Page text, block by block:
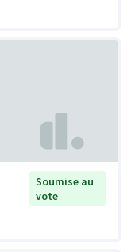
Soumise au
vote